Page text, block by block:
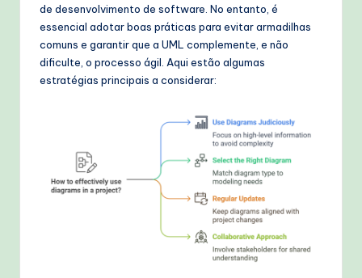
de desenvolvimento de software. No entanto, é
essencial adotar boas práticas para evitar armadilhas
comuns e garantir que a UML complemente, e não
dificulte, o processo ágil. Aqui estão algumas
estratégias principais a considerar: